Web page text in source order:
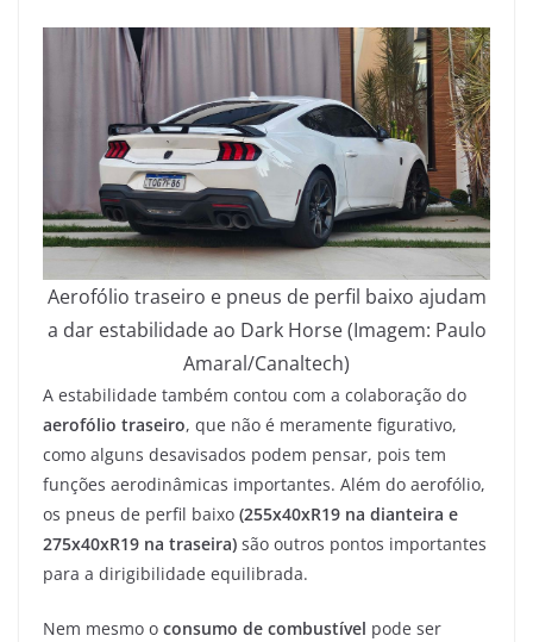
Aerofólio traseiro e pneus de perfil baixo ajudam
a dar estabilidade ao Dark Horse (Imagem: Paulo
Amaral/Canaltech)
A estabilidade também contou com a colaboração do
aerofólio traseiro, que não é meramente figurativo,
como alguns desavisados podem pensar, pois tem
funções aerodinâmicas importantes. Além do aerofólio,
os pneus de perfil baixo (255x40xR19 na dianteira e
275x40xR19 na traseira) são outros pontos importantes
para a dirigibilidade equilibrada.
Nem mesmo o consumo de combustível pode ser